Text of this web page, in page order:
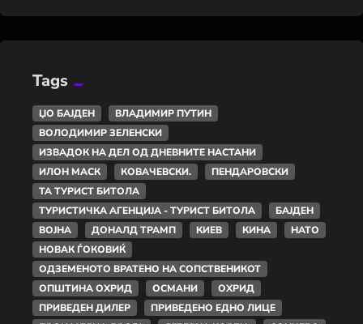
Tags
ЏО БАЈДЕН
ВЛАДИМИР ПУТИН
ВОЛОДИМИР ЗЕЛЕНСКИ
ИЗВАДОК НА ДЕЛ ОД ДНЕВНИТЕ НАСТАНИ
ИЛОН МАСК
КОВАЧЕВСКИ.
ПЕНДАРОВСКИ
ТА ТУРИСТ БИТОЛА
ТУРИСТИЧКА АГЕНЦИЈА - ТУРИСТ БИТОЛА
БАЈДЕН
ВОЈНА
ДОНАЛД ТРАМП КИЕВ КИНА
НАТО
НОВАК ЃОКОВИЌ
ОДЗЕМЕНОТО ВРАТЕНО НА СОПСТВЕНИКОТ
ОПШТИНА ОХРИД
ОСМАНИ
ОХРИД
ПРИВЕДЕН ДИЛЕР
ПРИВЕДЕНО ЕДНО ЛИЦЕ